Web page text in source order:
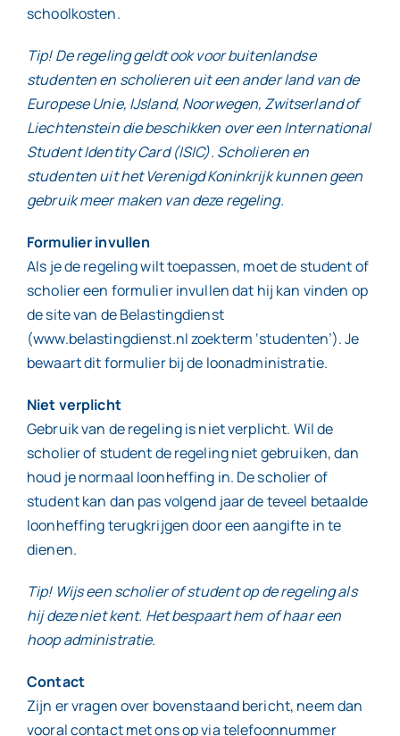
schoolkosten.
Tip! De regeling geldt ook voor buitenlandse
studenten en scholieren uit een ander land van de
Europese Unie, IJsland, Noorwegen, Zwitserland of
Liechtenstein die beschikken over een International
Student Identity Card (ISIC). Scholieren en
studenten uit het Verenigd Koninkrijk kunnen geen
gebruik meer maken van deze regeling.
Formulier invullen
Als je de regeling wilt toepassen, moet de student of
scholier een formulier invullen dat hij kan vinden op
de site van de Belastingdienst
(www.belastingdienst.nl zoekterm ‘studenten’). Je
bewaart dit formulier bij de loonadministratie.
Niet verplicht
Gebruik van de regeling is niet verplicht. Wil de
scholier of student de regeling niet gebruiken, dan
houd je normaal loonheffing in. De scholier of
student kan dan pas volgend jaar de teveel betaalde
loonheffing terugkrijgen door een aangifte in te
dienen.
Tip! Wijs een scholier of student op de regeling als
hij deze niet kent. Het bespaart hem of haar een
hoop administratie.
Contact
Zijn er vragen over bovenstaand bericht, neem dan
vooral contact met ons op via telefoonnummer